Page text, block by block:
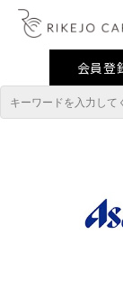
会員登